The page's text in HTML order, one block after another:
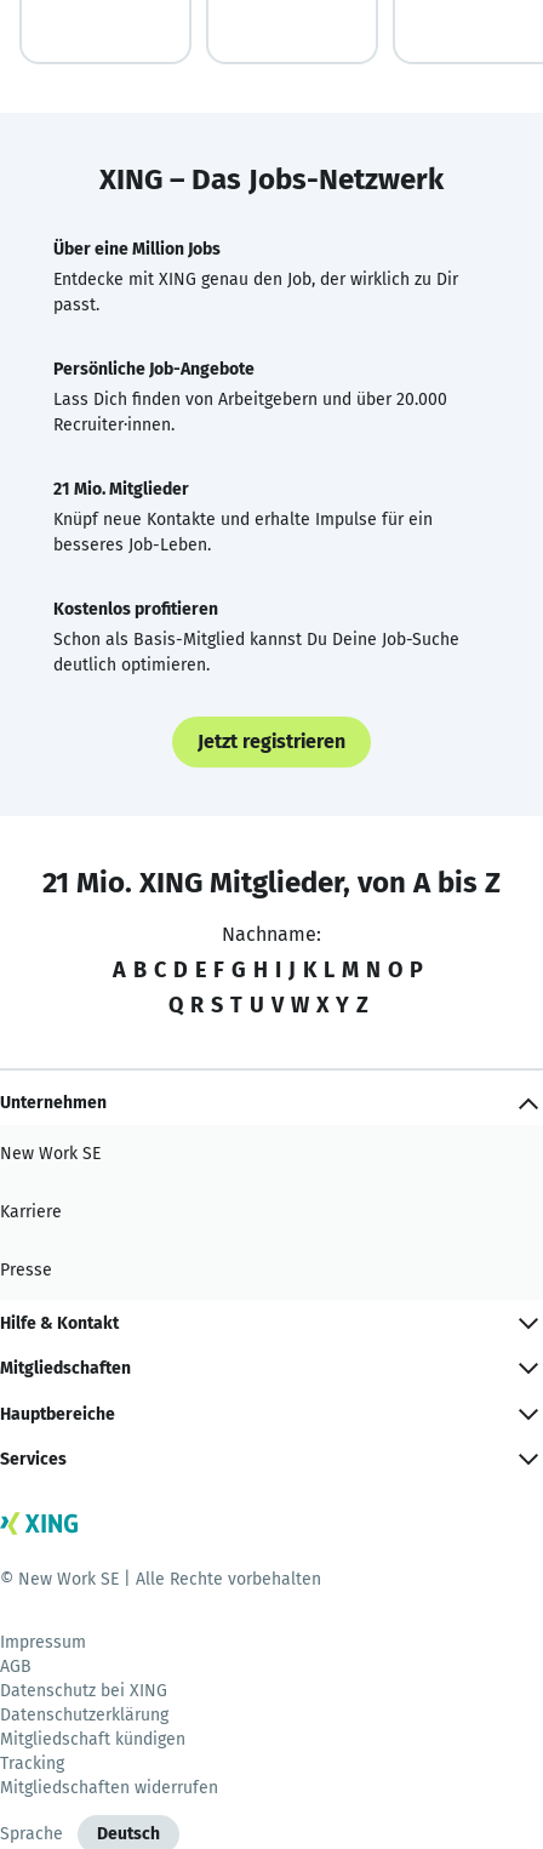
XING – Das Jobs-Netzwerk
Über eine Million Jobs
Entdecke mit XING genau den Job, der wirklich zu Dir
passt.
Persönliche Job-Angebote
Lass Dich finden von Arbeitgebern und über 20.000
Recruiter·innen.
21 Mio. Mitglieder
Knüpf neue Kontakte und erhalte Impulse für ein
besseres Job-Leben.
Kostenlos profitieren
Schon als Basis-Mitglied kannst Du Deine Job-Suche
deutlich optimieren.
Jetzt registrieren
21 Mio. XING Mitglieder, von A bis Z
Nachname:
A B C D E F G H I J K L M N O P
Q R S T U V W X Y Z
Unternehmen
New Work SE
Karriere
Presse
Hilfe & Kontakt
Mitgliedschaften
Hauptbereiche
Services
© New Work SE | Alle Rechte vorbehalten
Impressum
AGB
Datenschutz bei XING
Datenschutzerklärung
Mitgliedschaft kündigen
Tracking
Mitgliedschaften widerrufen
Sprache Deutsch